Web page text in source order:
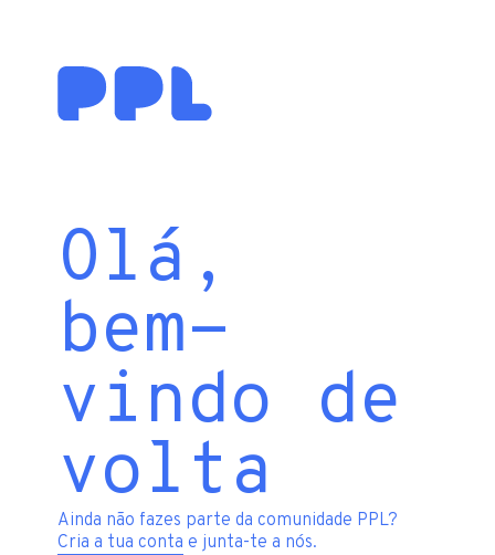
Olá,
bem-
vindo de
volta
Ainda não fazes parte da comunidade PPL?
Cria a tua conta e junta-te a nós.